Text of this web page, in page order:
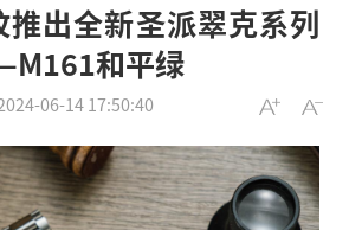
出全新圣派翠克系列
和平绿
06-14 17:50:40